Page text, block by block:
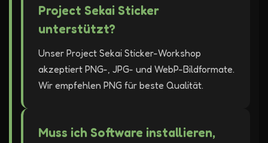
Project Sekai Sticker
unterstützt?
Unser Project Sekai Sticker-Workshop
akzeptiert PNG-, JPG- und WebP-Bildformate.
Wir empfehlen PNG für beste Qualität.
Muss ich Software installieren,